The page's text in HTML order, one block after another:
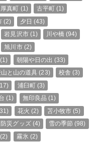
厚真町 (1) 古平町 (1)
(2) 夕日 (43)
岩見沢市(1) 川や橋 (94)
旭川市(2)
(1) 朝陽や日の出 (33)
と山の道具 (23) 校舎 (3)
浦臼町(3)
(1) 無印良品 (1)
花火 (2) 苫小牧市 (5)
防災グッズ(4) 雪の季節 (98)
(2) 霧氷 (2)